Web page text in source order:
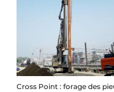
Cross Point : forage des